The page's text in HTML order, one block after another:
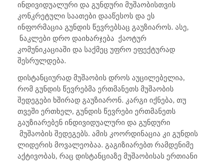
ინდივიდუალური და გუნდური მუშაობისთვის
კონკრეტული საათები დააწესოს და ეს
ინფორმაცია გუნდის წევრებსაც გაუზიაროს. ასე,
ნაკლები დრო დაიხარჯება
ქაოტურ
კომუნიკაციაში და საქმეც უფრო ეფექტურად
შესრულდება.
დისტანციურად მუშაობის დროს აუცილებელია,
რომ გუნდის წევრებმა ერთმანეთს მუშაობის
შედეგები ხშირად გაუზიარონ. კარგი იქნება, თუ
თვეში ერთხელ, გუნდის წევრები ერთმანეთს
გაუზიარებენ ინდივიდუალური და გუნდური
მუშაობის შედეგებს. ამის კოორდინაცია კი გუნდის
ლიდერის მოვალეობაა. გაგიზიარებთ რამდენიმე
აქტივობას, რაც დისტანციაზე მუშაობისას ერთიანი